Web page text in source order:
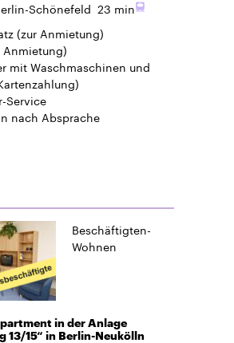
Schönefeld 23 min
(zur Anmietung)
Anmietung)
mit Waschmaschinen und
Service
nach Absprache
Beschäftigten-
Wohnen
in der Anlage
13/15“ in Berlin-Neukölln